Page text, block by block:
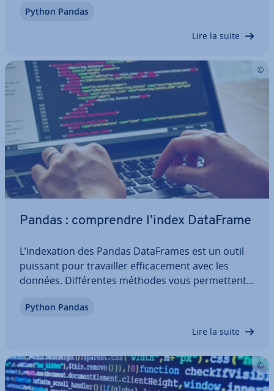
manipuler des données struc­tu­rées en deux di­
Python Pandas
Lire la suite
Pandas : com­prendre l’index DataFrame
L’in­dexa­tion des Pandas Da­ta­Frames est un outil
puissant pour tra­vail­ler ef­fi­ca­ce­ment avec les
données. Dif­fé­rentes méthodes vous per­met­tent
sous-ensembles de votre DataFrame afin de les
Python Pandas
Lire la suite